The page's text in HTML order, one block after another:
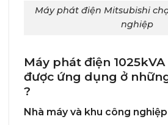
Máy phát điện Mitsubishi
nghiệp
Máy phát điện
được ứng dụng ở
?
Nhà máy và khu công nghiệp